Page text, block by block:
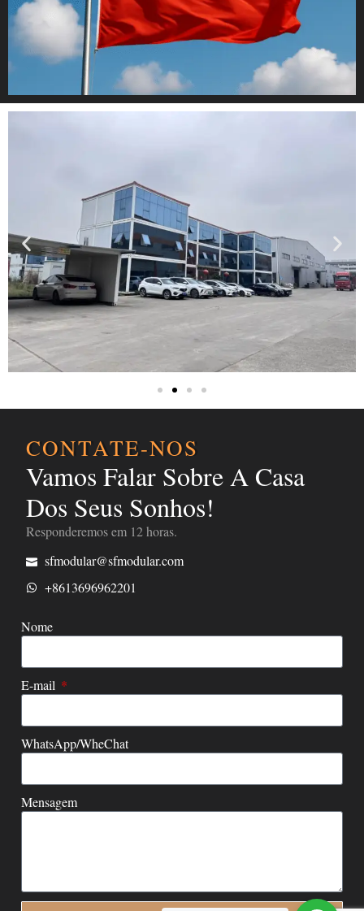
CONTATE-NOS
Vamos Falar Sobre A Casa
Dos Seus Sonhos!
Responderemos em 12 horas.
sfmodular@sfmodular.com
+8613696962201
Nome
E-mail
WhatsApp/WheChat
Mensagem